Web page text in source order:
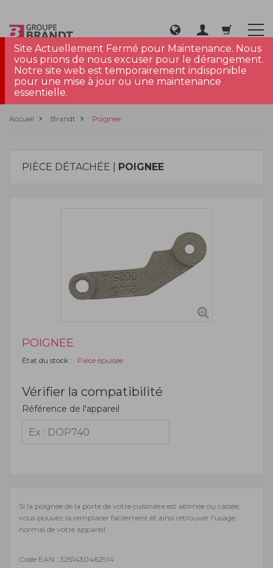
Site Actuellement Fermé pour Maintenance. Nous
vous prions de nous excuser pour le dérangement.
Notre site web est temporairement indisponible
pour une mise à jour ou une maintenance
essentielle.
Accueil Brandt Poignee
PIÈCE DÉTACHÉE | POIGNEE
POIGNEE
État du stock : Pièce épuisée
Vérifier la compatibilité
Référence de l'appareil
Si la poignée de la porte de votre cuisinière est abîmée ou cassée,
vous pouvez la remplacer facilement et ainsi retrouver l'usage
normal de votre appareil.
Code EAN : 3251430462914